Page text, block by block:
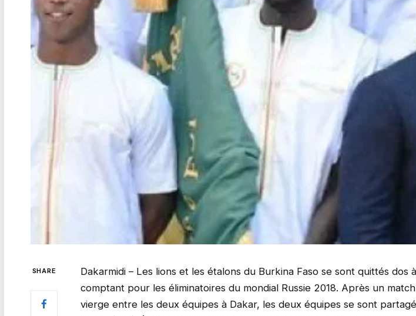
SHARE
Dakarmidi – Les lions et les étalons du Burkina Faso se sont quittés dos
comptant pour les éliminatoires du mondial Russie 2018. Après un
vierge entre les deux équipes à Dakar, les deux équipes se sont